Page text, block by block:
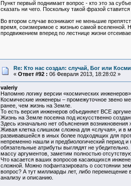
Пункт первый поднимает вопрос - кто это за
сказать ни чего. Поскольку такой фразой
Во втором случае возникают не меньшие
время, соизмеримое с жизнью самой вселенной.
продвижением вперед по лестнице жизни
Re: Кто нас создал: случай, Бог или
« Ответ #92 : 06 Февраля 2013, 18:28:02 »
valeriy
Напомню логику версии «космических
Космические инженеры – промежуточное звено
ранее, чем жизнь на Земле.
То есть версия инженеров объединяет ВСЕ
Жизнь на Земле посеяна под искусственно
Здесь изначально нет объяснения
Живая клетка слишком сложна для «случая», и в
развивавшейся в иных более подходящих для
непременно нашли и предбиологический период
обязательные атрибуты выглядят не
массу аргументов, заметим полностью
Что касается ваших вопросов касающихся
сложной. Можно пофантазировать о состоянии
вопрос? А тут миллиарды лет, либо
анализу и описанию.